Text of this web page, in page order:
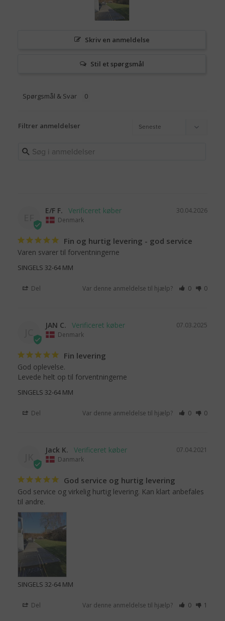
Skriv en anmeldelse
Stil et spørgsmål
Spørgsmål & Svar
Filtrer anmeldelser
30.04.2026
E/F F.
Denmark
Fin og hurtig levering - god service
Varen svarer til forventningerne
SINGELS 32-64 MM
Del Var denne anmeldelse til hjælp? 0 0
07.03.2025
JAN C.
Denmark
Fin levering
God oplevelse.
Levede helt op til forventningerne
SINGELS 32-64 MM
Del Var denne anmeldelse til hjælp? 0 0
07.04.2021
Jack K.
Danmark
God service og hurtig levering
God service og virkelig hurtig levering. Kan klart anbefales
til andre.
SINGELS 32-64 MM
Del Var denne anmeldelse til hjælp? 0 1